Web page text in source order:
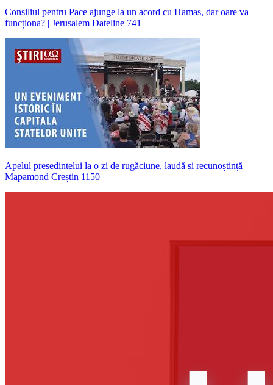
Consiliul pentru Pace ajunge la un acord cu Hamas, dar oare va
funcționa? | Jerusalem Dateline 741
Apelul președintelui la o zi de rugăciune, laudă și recunoștință |
Mapamond Creștin 1150